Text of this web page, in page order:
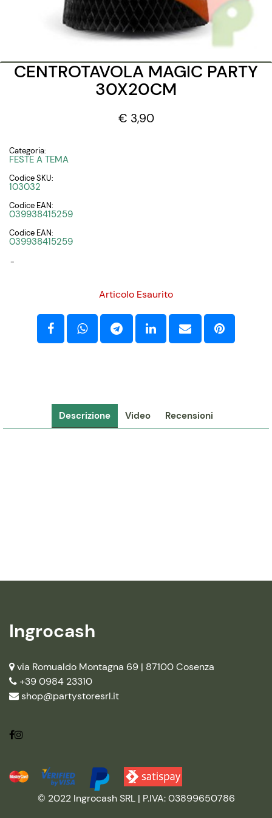
CENTROTAVOLA MAGIC PARTY
30X20CM
€ 3,90
Categoria:
FESTE A TEMA
Codice SKU:
103032
Codice EAN:
039938415259
Codice EAN:
039938415259
-
Articolo Esaurito
Descrizione Video Recensioni
Ingrocash
via Romualdo Montagna 69 | 87100 Cosenza
+39 0984 23310
shop@partystoresrl.it
© 2022 Ingrocash SRL | P.IVA: 03899650786